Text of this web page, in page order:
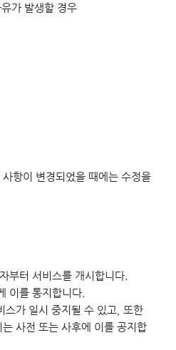
가 발생할 경우
항이 변경되었을 때에는 수정을
부터 서비스를 개시합니다.
이를 통지합니다.
가 일시 중지될 수 있고, 또한
사전 또는 사후에 이를 공지합